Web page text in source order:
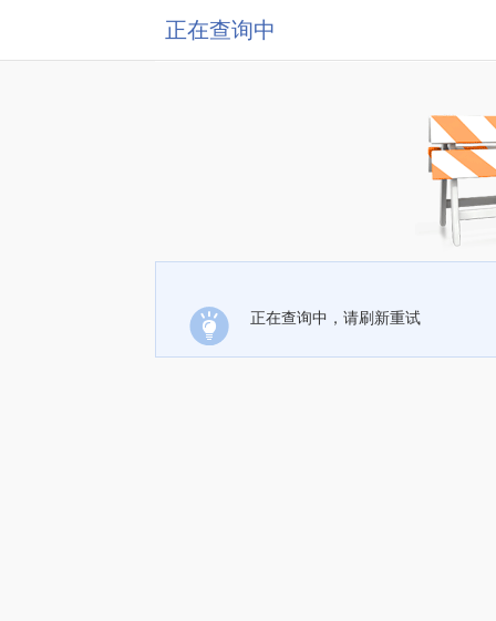
正在查询中
正在查询中，请刷新重试